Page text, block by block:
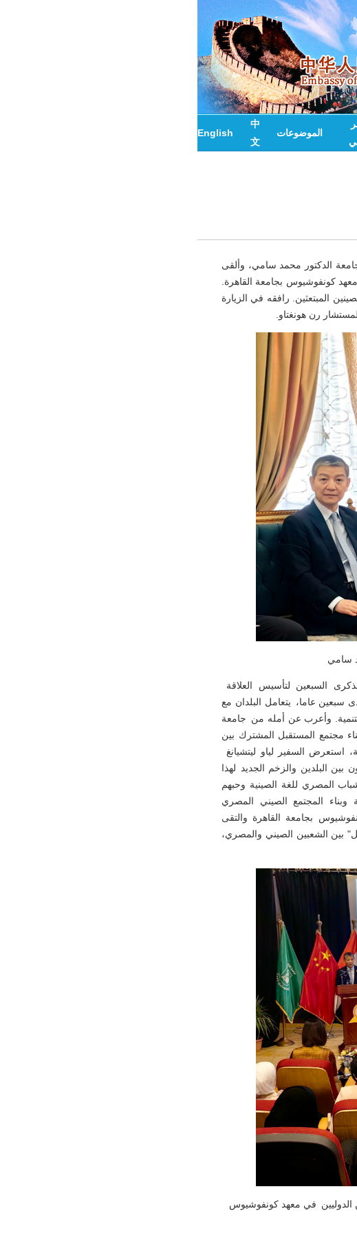
الموضوعات
中
文
English
الجامعة الدكتور محمد سامي، وألقى
كونفوشيوس بجامعة القاهرة.
المبتعثين. رافقه في الزيارة
رن هونغتاو.
سامي
السبعين لتأسيس العلاقة
سبعين عاما، يتعامل البلدان مع
وأعرب عن أمله من جامعة
مجتمع المستقبل المشترك بين
استعرض السفير لياو ليتشيانغ
المثمرة للتعاون بين البلدين والزخم الجديد لهذا
المصري للغة الصينية وحبهم
وبناء المجتمع الصيني المصري
بجامعة القاهرة والتقى
بين الشعبين الصيني والمصري،
الدوليين في معهد كونفوشيوس